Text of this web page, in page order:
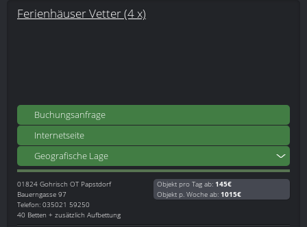
Ferienhäuser Vetter (4 x)
Buchungsanfrage
Internetseite
Geografische Lage
01824 Gohrisch OT Papstdorf
Bauerngasse 97
Telefon: 035021 59250
40 Betten + zusätzlich Aufbettung
Objekt pro Tag ab: 145€
Objekt p. Woche ab: 1015€